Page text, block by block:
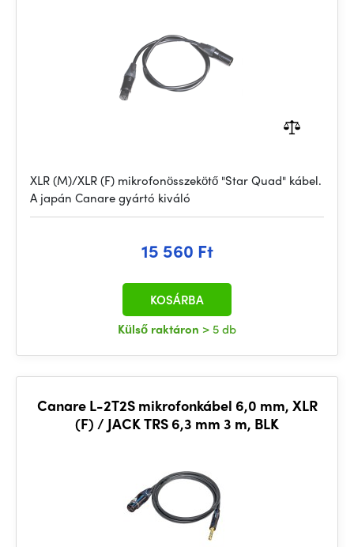
XLR (M)/XLR (F) mikrofonösszekötő "Star Quad" kábel.
A japán Canare gyártó kiváló
15 560 Ft
Külső raktáron > 5 db
KOSÁRBA
Canare L-2T2S mikrofonkábel 6,0 mm, XLR
(F) / JACK TRS 6,3 mm 3 m, BLK